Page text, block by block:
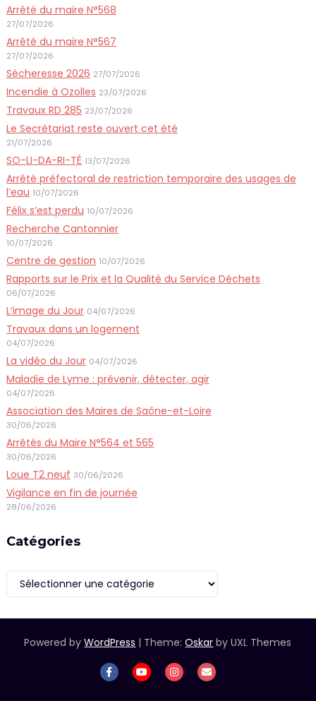
Arrêté du maire N°568
27/07/2026
Arrêté du maire N°567
27/07/2026
Sécheresse 2026 27/07/2026
Incendie à Ozolles 23/07/2026
Travaux RD 285 23/07/2026
Le Secrétariat reste ouvert cet été
21/07/2026
SO-LI-DA-RI-TÉ 13/07/2026
Arrêté préfectoral de restriction temporaire des usages de
l’eau 10/07/2026
Félix s’est perdu 10/07/2026
Recherche Cantonnier
10/07/2026
Centre de gestion 10/07/2026
Rapports sur le Prix et la Qualité du Service Déchets
06/07/2026
L’image du Jour 04/07/2026
Travaux dans un logement
04/07/2026
La vidéo du Jour 04/07/2026
Maladie de Lyme : prévenir, détecter, agir
04/07/2026
Association des Maires de Saône-et-Loire
30/06/2026
Arrêtés du Maire N°564 et 565
30/06/2026
Loue T2 neuf 30/06/2026
Vigilance en fin de journée
28/06/2026
Catégories
Catégories
Powered byWordPress | Theme:Oskar by UXL Themes